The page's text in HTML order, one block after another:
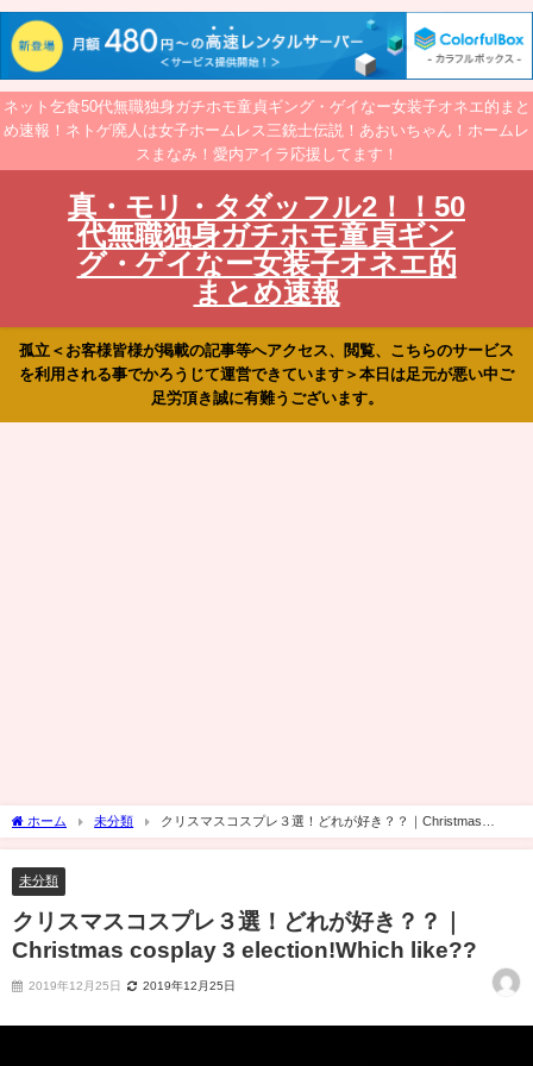
ネット乞食50代無職独身ガチホモ童貞ギング・ゲイなー女装子オネエ的まと
め速報！ネトゲ廃人は女子ホームレス三銃士伝説！あおいちゃん！ホームレ
スまなみ！愛内アイラ応援してます！
真・モリ・タダッフル2！！50
代無職独身ガチホモ童貞ギン
グ・ゲイなー女装子オネエ的
まとめ速報
孤立＜お客様皆様が掲載の記事等へアクセス、閲覧、こちらのサービス
を利用される事でかろうじて運営できています＞本日は足元が悪い中ご
足労頂き誠に有難うございます。
ホーム 未分類
クリスマスコスプレ３選！どれが好き？？｜Christmas
cosplay 3 election!Which like??
未分類
クリスマスコスプレ３選！どれが好き？？｜
Christmas cosplay 3 election!Which like??
2019年12月25日 2019年12月25日